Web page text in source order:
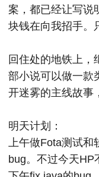
案，都已经让写说
块钱在向我招手。
回住处的地铁上，
部小说可以做一款
开迷雾的主线故事
明天计划：
上午做Fota测试和
bug。不过今天HP